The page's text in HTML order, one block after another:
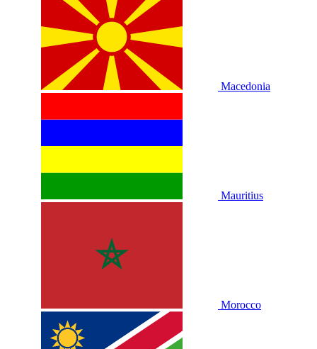
Macedonia
Mauritius
Morocco